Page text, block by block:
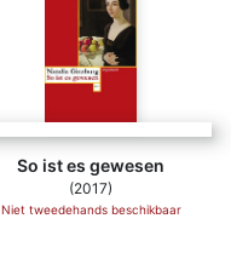
So ist es gewesen
(2017)
Niet tweedehands beschikbaar